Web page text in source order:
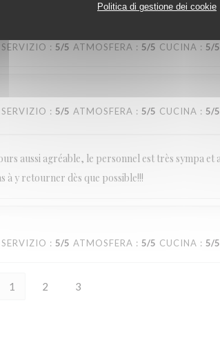
Politica di gestione dei cookie
SERVIZIO : 5/5 ATMOSFERA : 5/5 CUCINA : 5/5
SERVIZIO : 5/5 ATMOSFERA : 5/5 CUCINA : 5/5
aussi agréable, le personnel est très sympa et
à y retourner dès que possible!!!
SERVIZIO : 5/5 ATMOSFERA : 5/5 CUCINA : 5/5
1 2 3